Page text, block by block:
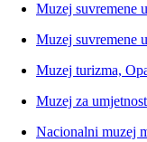
Muzej suvremene
Muzej suvremene
Muzej turizma,
Muzej za
Nacionalni muzej